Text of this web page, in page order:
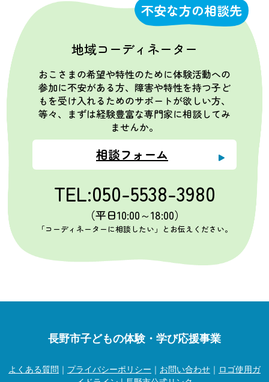
不安な方の相談先
地域コーディネーター
おこさまの希望や特性のために体験活動への
参加に不安がある方、障害や特性を持つ子ど
もを受け入れるためのサポートが欲しい方、
等々、まずは経験豊富な専門家に相談してみ
ませんか。
相談フォーム
TEL:050-5538-3980
（平日10:00～18:00）
「コーディネーターに相談したい」とお伝えください。
長野市子どもの体験・学び応援事業
よくある質問 ｜ プライバシーポリシー ｜ お問い合わせ ｜ ロゴ使用ガ